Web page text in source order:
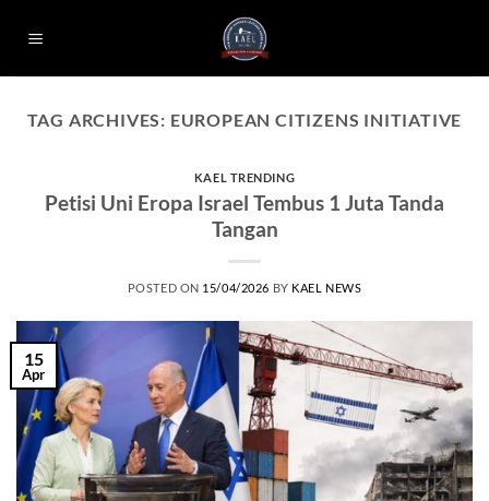
TAG ARCHIVES: EUROPEAN CITIZENS INITIATIVE
KAEL TRENDING
Petisi Uni Eropa Israel Tembus 1 Juta Tanda
Tangan
POSTED ON 15/04/2026 BY KAEL NEWS
15
Apr